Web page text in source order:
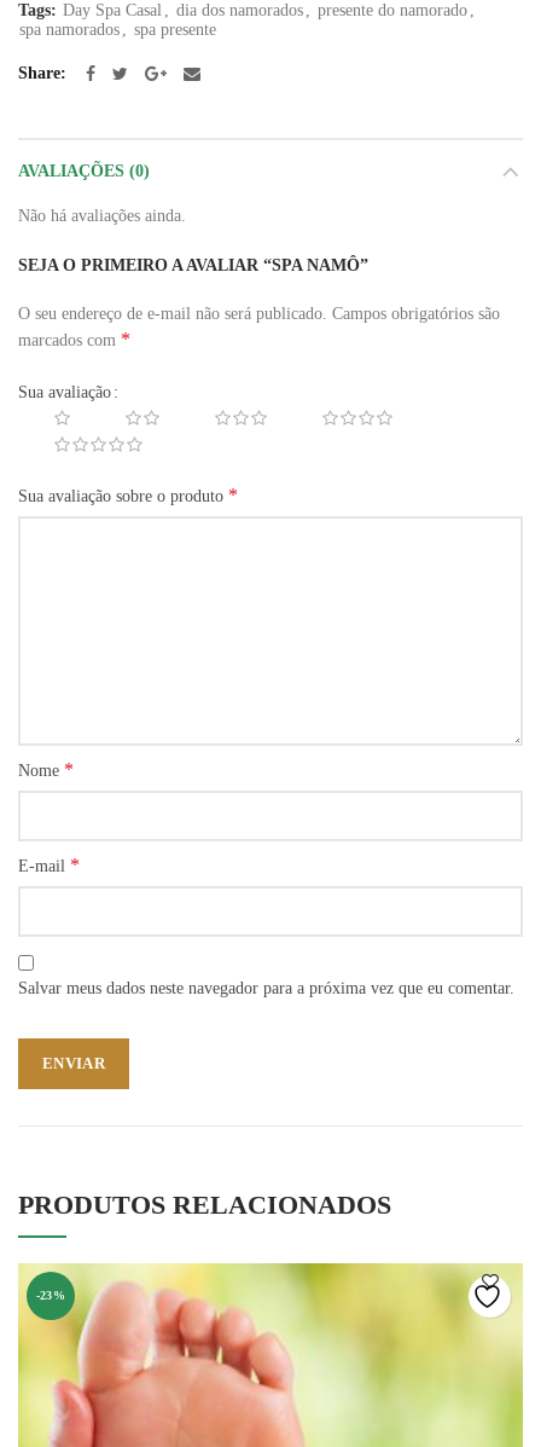
Tags: Day Spa Casal , dia dos namorados , presente do namorado ,
spa namorados , spa presente
Share
AVALIAÇÕES (0)
Não há avaliações ainda.
SEJA O PRIMEIRO A AVALIAR “SPA NAMÔ”
O seu endereço de e-mail não será publicado. Campos obrigatórios são
marcados com *
Sua avaliação
Sua avaliação sobre o produto *
Nome *
E-mail *
Salvar meus dados neste navegador para a próxima vez que eu comentar.
PRODUTOS RELACIONADOS
-23%